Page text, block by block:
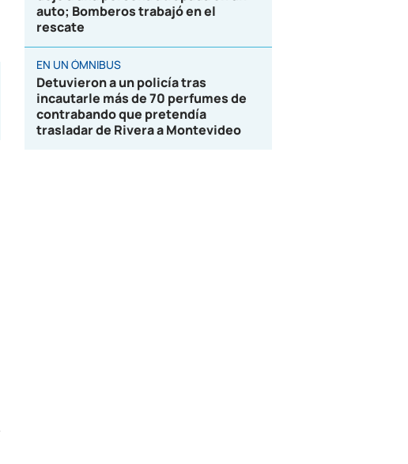
auto; Bomberos trabajó en el
rescate
EN UN ÓMNIBUS
Detuvieron a un policía tras
incautarle más de 70 perfumes de
contrabando que pretendía
trasladar de Rivera a Montevideo